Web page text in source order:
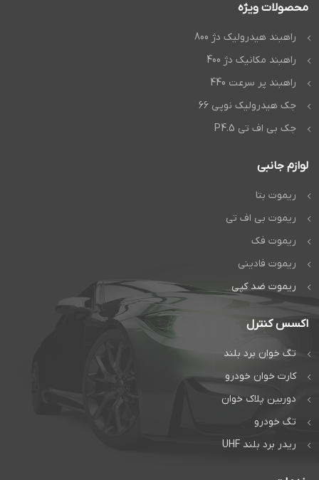
محصولات ویژه
راهبند هیدرولیک دژ 800
راهبند مکانیک دژ 400
راهبند پر سرعت 440
جک هیدرولیک نوپی 66
جک بی اف تی P4.5
لوازم جانبی
ریموت بتا
ریموت بی اف تی
ریموت فک
ریموت فادینی
ریموت ضد کپی
اکسس کنترل
تگ خوان برد بلند
کارت خوان خودرو
دوربین پلاک خوان
تگ خودرو
ریدر برد بلند UHF